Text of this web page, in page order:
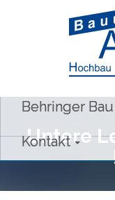
Behringer Bau
Kontakt
Untere